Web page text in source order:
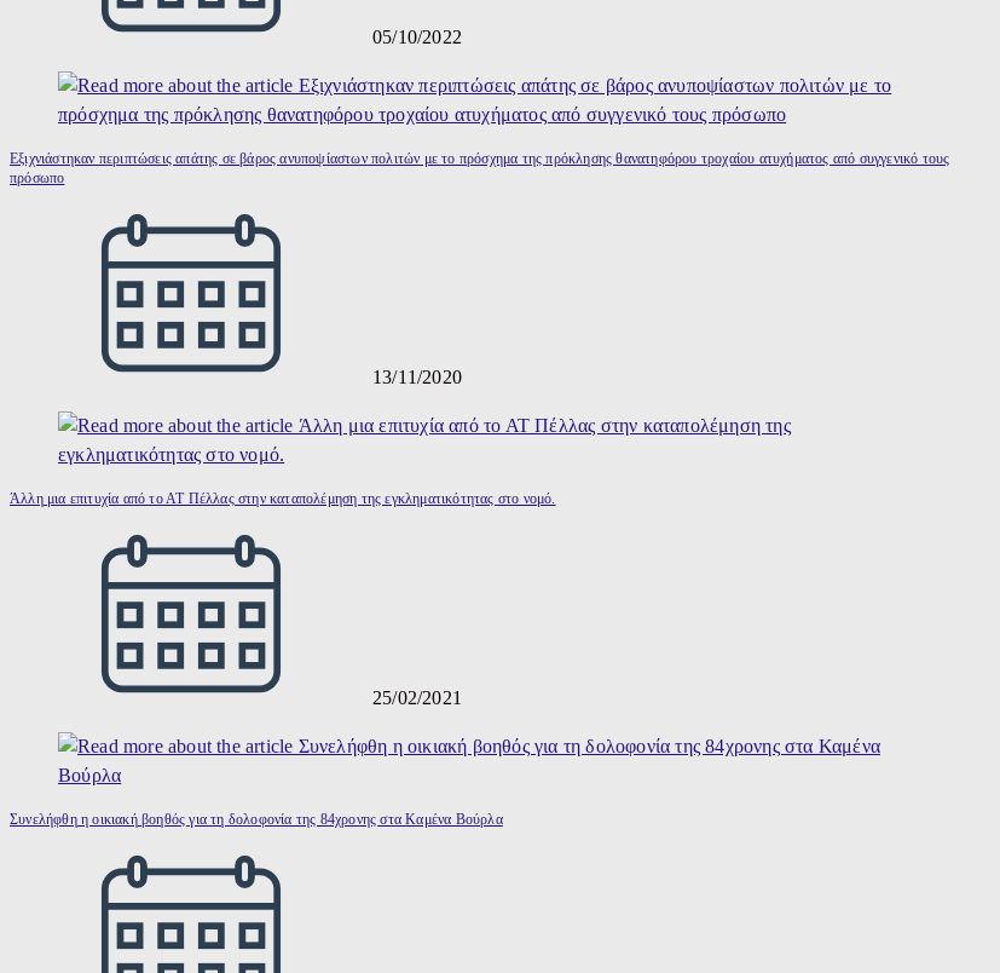
05/10/2022
Εξιχνιάστηκαν περιπτώσεις απάτης σε βάρος ανυποψίαστων πολιτών με το πρόσχημα της πρόκλησης θανατηφόρου τροχαίου ατυχήματος από συγγενικό τους
πρόσωπο
13/11/2020
Άλλη μια επιτυχία από το ΑΤ Πέλλας στην καταπολέμηση της εγκληματικότητας στο νομό.
25/02/2021
Συνελήφθη η οικιακή βοηθός για τη δολοφονία της 84χρονης στα Καμένα Βούρλα